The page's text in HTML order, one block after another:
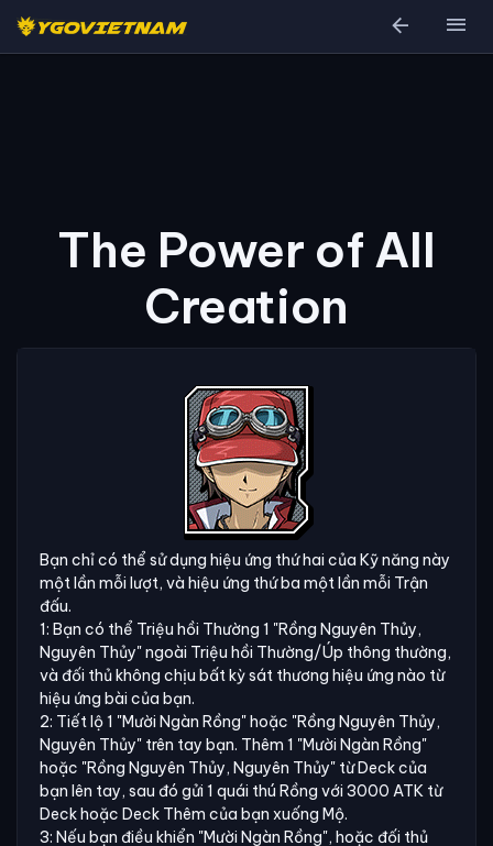
arrow_back menu
The Power of All
Creation
Bạn chỉ có thể sử dụng hiệu ứng thứ hai của Kỹ năng này
một lần mỗi lượt, và hiệu ứng thứ ba một lần mỗi Trận
đấu.
1: Bạn có thể Triệu hồi Thường 1 "Rồng Nguyên Thủy,
Nguyên Thủy" ngoài Triệu hồi Thường/Úp thông thường,
và đối thủ không chịu bất kỳ sát thương hiệu ứng nào từ
hiệu ứng bài của bạn.
2: Tiết lộ 1 "Mười Ngàn Rồng" hoặc "Rồng Nguyên Thủy,
Nguyên Thủy" trên tay bạn. Thêm 1 "Mười Ngàn Rồng"
hoặc "Rồng Nguyên Thủy, Nguyên Thủy" từ Deck của
bạn lên tay, sau đó gửi 1 quái thú Rồng với 3000 ATK từ
Deck hoặc Deck Thêm của bạn xuống Mộ.
3: Nếu bạn điều khiển "Mười Ngàn Rồng", hoặc đối thủ